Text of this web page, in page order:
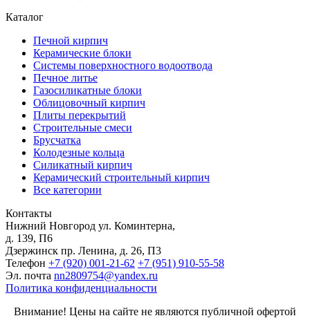
Каталог
Печной кирпич
Керамические блоки
Системы поверхностного водоотвода
Печное литье
Газосиликатные блоки
Облицовочный кирпич
Плиты перекрытий
Строительные смеси
Брусчатка
Колодезные кольца
Силикатный кирпич
Керамический строительный кирпич
Все категории
Контакты
Нижний Новгород ул. Коминтерна,
д. 139, П6
Дзержинск пр. Ленина, д. 26, П3
Телефон +7 (920) 001-21-62 +7 (951) 910-55-58
Эл. почта nn2809754@yandex.ru
Политика конфиденциальности
Внимание! Цены на сайте не являются публичной офертой